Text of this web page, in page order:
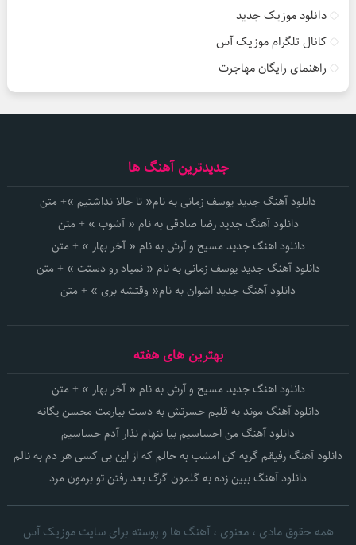
دانلود موزیک جدید
کانال تلگرام موزیک آس
راهنمای رایگان مهاجرت
جدیدترین آهنگ ها
دانلود آهنگ جدید یوسف زمانی به نام« تا حالا نداشتیم »+ متن
دانلود آهنگ جدید رضا صادقی به نام « آشوب » + متن
دانلود اهنگ جدید مسیح و آرش به نام « آخر بهار » + متن
دانلود آهنگ جدید یوسف زمانی به نام « نمیاد رو دستت » + متن
دانلود آهنگ جدید اشوان به نام« وقتشه بری » + متن
بهترین های هفته
دانلود اهنگ جدید مسیح و آرش به نام « آخر بهار » + متن
دانلود آهنگ موند به قلبم حسرتش به دست بیارمت محسن یگانه
دانلود آهنگ من احساسیم بیا تنهام نذار آدم حساسیم
دانلود آهنگ رفیقم گریه کن امشب به حالم که از این بی کسی هر دم به نالم
دانلود آهنگ ببین زده به گلمون گرگ بعد رفتن تو برمون مرد
همه حقوق مادی ، معنوی ، آهنگ ها و پوسته برای سایت موزیک آس